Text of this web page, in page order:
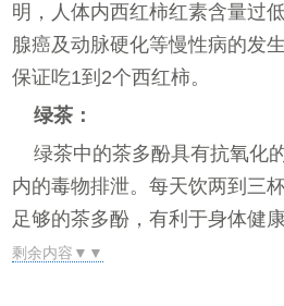
明，人体内西红柿红素含量过
腺癌及动脉硬化等慢性病的发
保证吃1到2个西红柿。
绿茶：
绿茶中的茶多酚具有抗氧化
内的毒物排泄。每天饮两到三
足够的茶多酚，有利于身体健
剩余内容▼▼